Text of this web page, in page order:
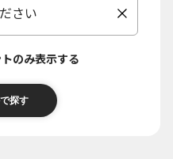
さい
のみ表示する